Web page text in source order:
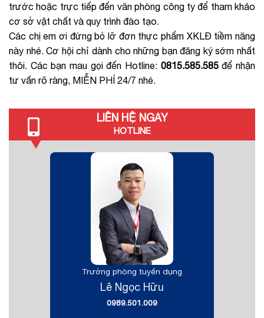
trước hoặc trực tiếp đến văn phòng công ty để tham khảo
cơ sở vật chất và quy trình đào tạo.
Các chị em ơi đừng bỏ lỡ đơn thực phẩm XKLĐ tiềm năng
này nhé. Cơ hội chỉ dành cho những bạn đăng ký sớm nhất
thôi. Các bạn mau gọi đến Hotline: 0815.585.585để nhận
tư vấn rõ ràng, MIỄN PHÍ 24/7 nhé.
LIÊN HỆ NGAY
HOTLINE
Trưởng phòng tuyển dụng
Lê Ngọc Hữu
0989.501.009